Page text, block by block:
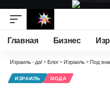
Главная Бизнес
Израиль - да! > Блог > Израиль > Под знаком
ИЗРАИЛЬ МОДА